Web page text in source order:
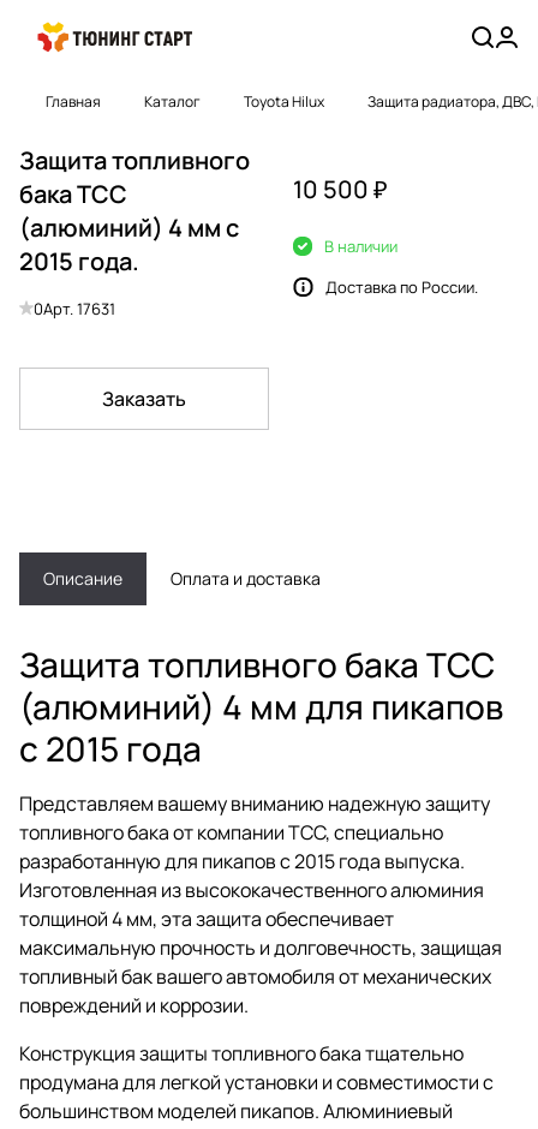
Главная Каталог Toyota Hilux Защита радиатора, ДВС,
Защита топливного
бака ТСС
(алюминий) 4 мм с
2015 года.
0Арт.17631
Заказать
10 500 ₽
В наличии
Доставка по России.
Описание Оплата и доставка
Защита топливного бака ТСС
(алюминий) 4 мм для пикапов
с 2015 года
Представляем вашему вниманию надежную защиту
топливного бака от компании ТСС, специально
разработанную для пикапов с 2015 года выпуска.
Изготовленная из высококачественного алюминия
толщиной 4 мм, эта защита обеспечивает
максимальную прочность и долговечность, защищая
топливный бак вашего автомобиля от механических
повреждений и коррозии.
Конструкция защиты топливного бака тщательно
продумана для легкой установки и совместимости с
большинством моделей пикапов. Алюминиевый